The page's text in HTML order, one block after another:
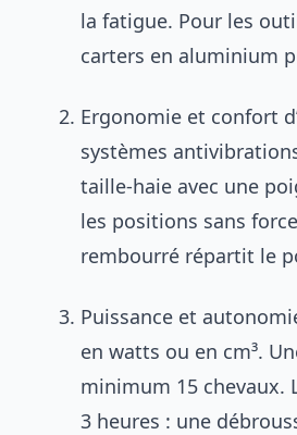
la fatigue. Pour les
carters en aluminium
Ergonomie et confort
systèmes
taille-haie avec une
les positions sans
rembourré répartit le
Puissance et
en watts ou en cm³.
minimum 15 chevaux.
3 heures : une